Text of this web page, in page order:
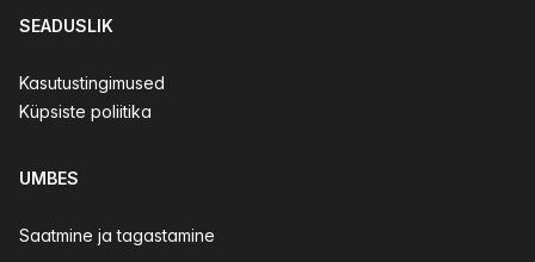
SEADUSLIK
Kasutustingimused
Küpsiste poliitika
UMBES
Saatmine ja tagastamine